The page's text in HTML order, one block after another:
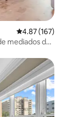
Calificación
4.87 (167)
mediados de